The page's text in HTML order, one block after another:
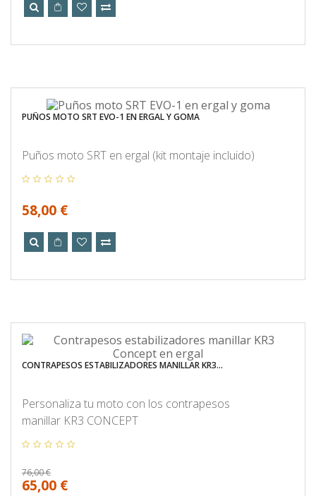
PUÑOS MOTO SRT EVO-1 EN ERGAL Y GOMA
Puños moto SRT en ergal (kit montaje incluido)
58,00 €
CONTRAPESOS ESTABILIZADORES MANILLAR KR3...
Personaliza tu moto con los contrapesos
manillar KR3 CONCEPT
76,00 €
65,00 €